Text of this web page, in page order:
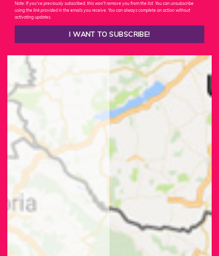
Note: If you've previously subscribed, this won't remove you from the list. You can unsubscribe
using the link provided in the emails you receive. You can always complete an action without
activating updates.